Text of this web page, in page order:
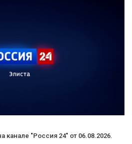
канале "Россия 24" от 06.08.2026.